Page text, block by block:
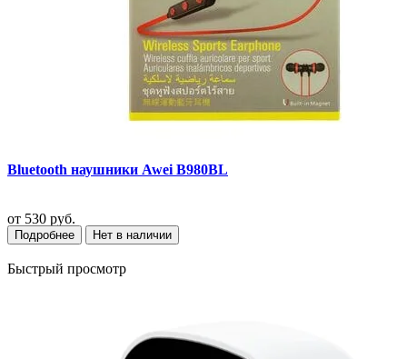
Bluetooth наушники Awei B980BL
от 530 руб.
Подробнее Нет в наличии
Быстрый просмотр